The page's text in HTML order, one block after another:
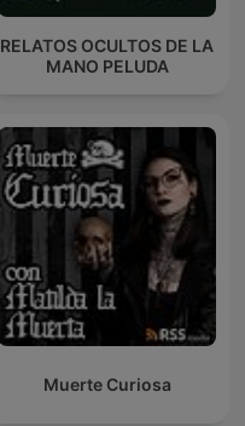
RELATOS OCULTOS DE LA
MANO PELUDA
Muerte Curiosa